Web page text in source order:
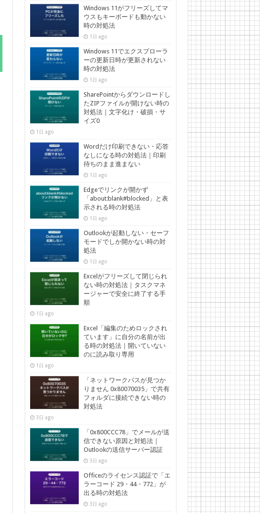
Windows 11がフリーズしてマ
ウスもキーボードも動かない
時の対処法
1日 ago
Windows 11でエクスプローラ
ーの更新日時が更新されない
時の対処法
1日 ago
SharePointからダウンロードし
たZIPファイルが開けない時の
対処法｜文字化け・破損・サ
イズ0
1日 ago
Wordだけ印刷できない・応答
なしになる時の対処法｜印刷
待ちのまま進まない
1日 ago
Edgeでリンクが開かず
「about:blank#blocked」と表
示される時の対処法
1日 ago
Outlookが起動しない・セーフ
モードでしか開かない時の対
処法
1日 ago
Excelがフリーズして閉じられ
ない時の対処法｜タスクマネ
ージャーで安全に終了する手
順
1日 ago
Excel「編集のためロックされ
ています」に自分の名前が出
る時の対処法｜開いていない
のに読み取り専用
1日 ago
「ネットワークパスが見つか
りません 0x80070035」で共有
フォルダに接続できない時の
対処法
3日 ago
「0x800CCC78」でメールが送
信できない原因と対処法｜
Outlookの送信サーバー認証
3日 ago
Officeのライセンス認証で「エ
ラーコード 29・44・772」が
出る時の対処法
3日 ago